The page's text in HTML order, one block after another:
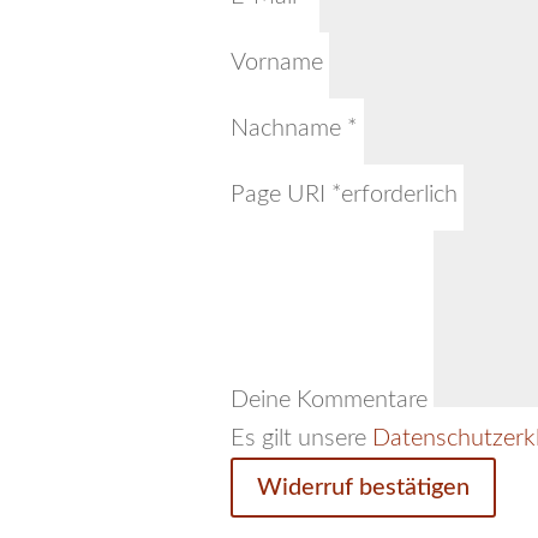
Vorname
Nachname *
Page URI *erforderlich
Deine Kommentare
Es gilt unsere
Widerruf bestätigen